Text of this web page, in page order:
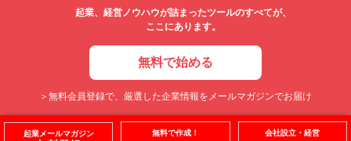
起業、経営ノウハウが詰まったツールのすべてが、
ここにあります。
無料で始める
＞無料会員登録で、厳選した企業情報をメールマガジンでお届け
起業メールマガジン 無料で作成！ 会社設立・経営